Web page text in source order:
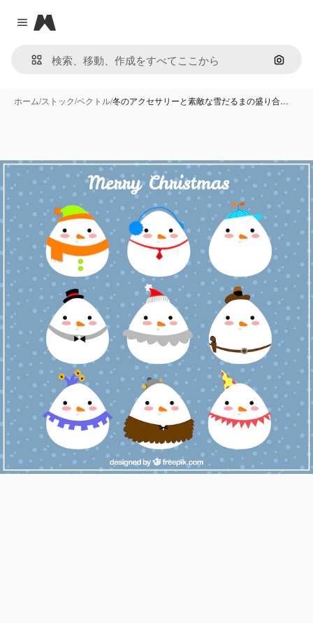
Close menu
Magnific
画像で
ホーム/ストック/ベクトル/冬のアクセサリーと素敵な雪だるまの盛り合…